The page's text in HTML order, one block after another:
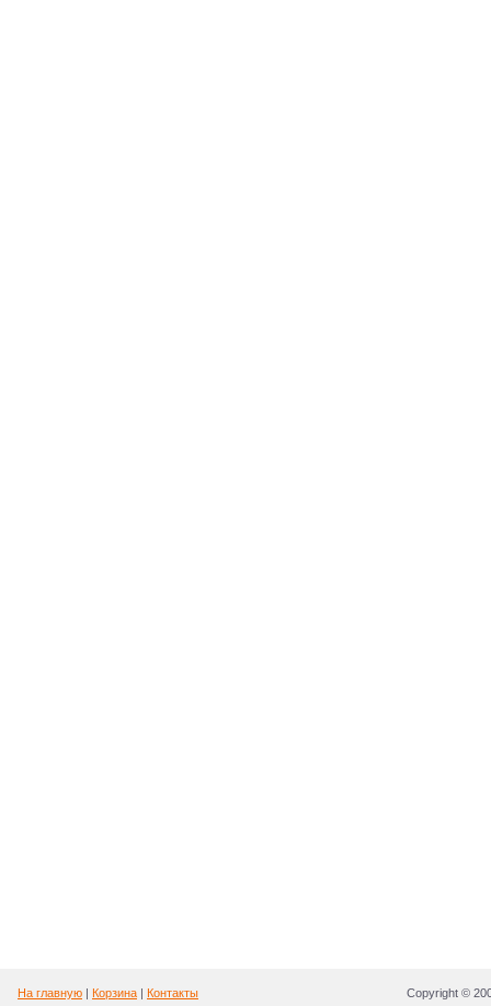
На главную | Корзина | Контакты Copyright ©